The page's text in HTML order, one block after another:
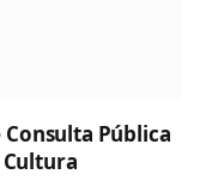
Consulta Pública